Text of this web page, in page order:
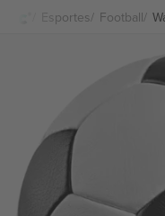
Esportes Football